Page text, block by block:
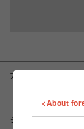
アイテム説明 / 素材
シェアする
<About